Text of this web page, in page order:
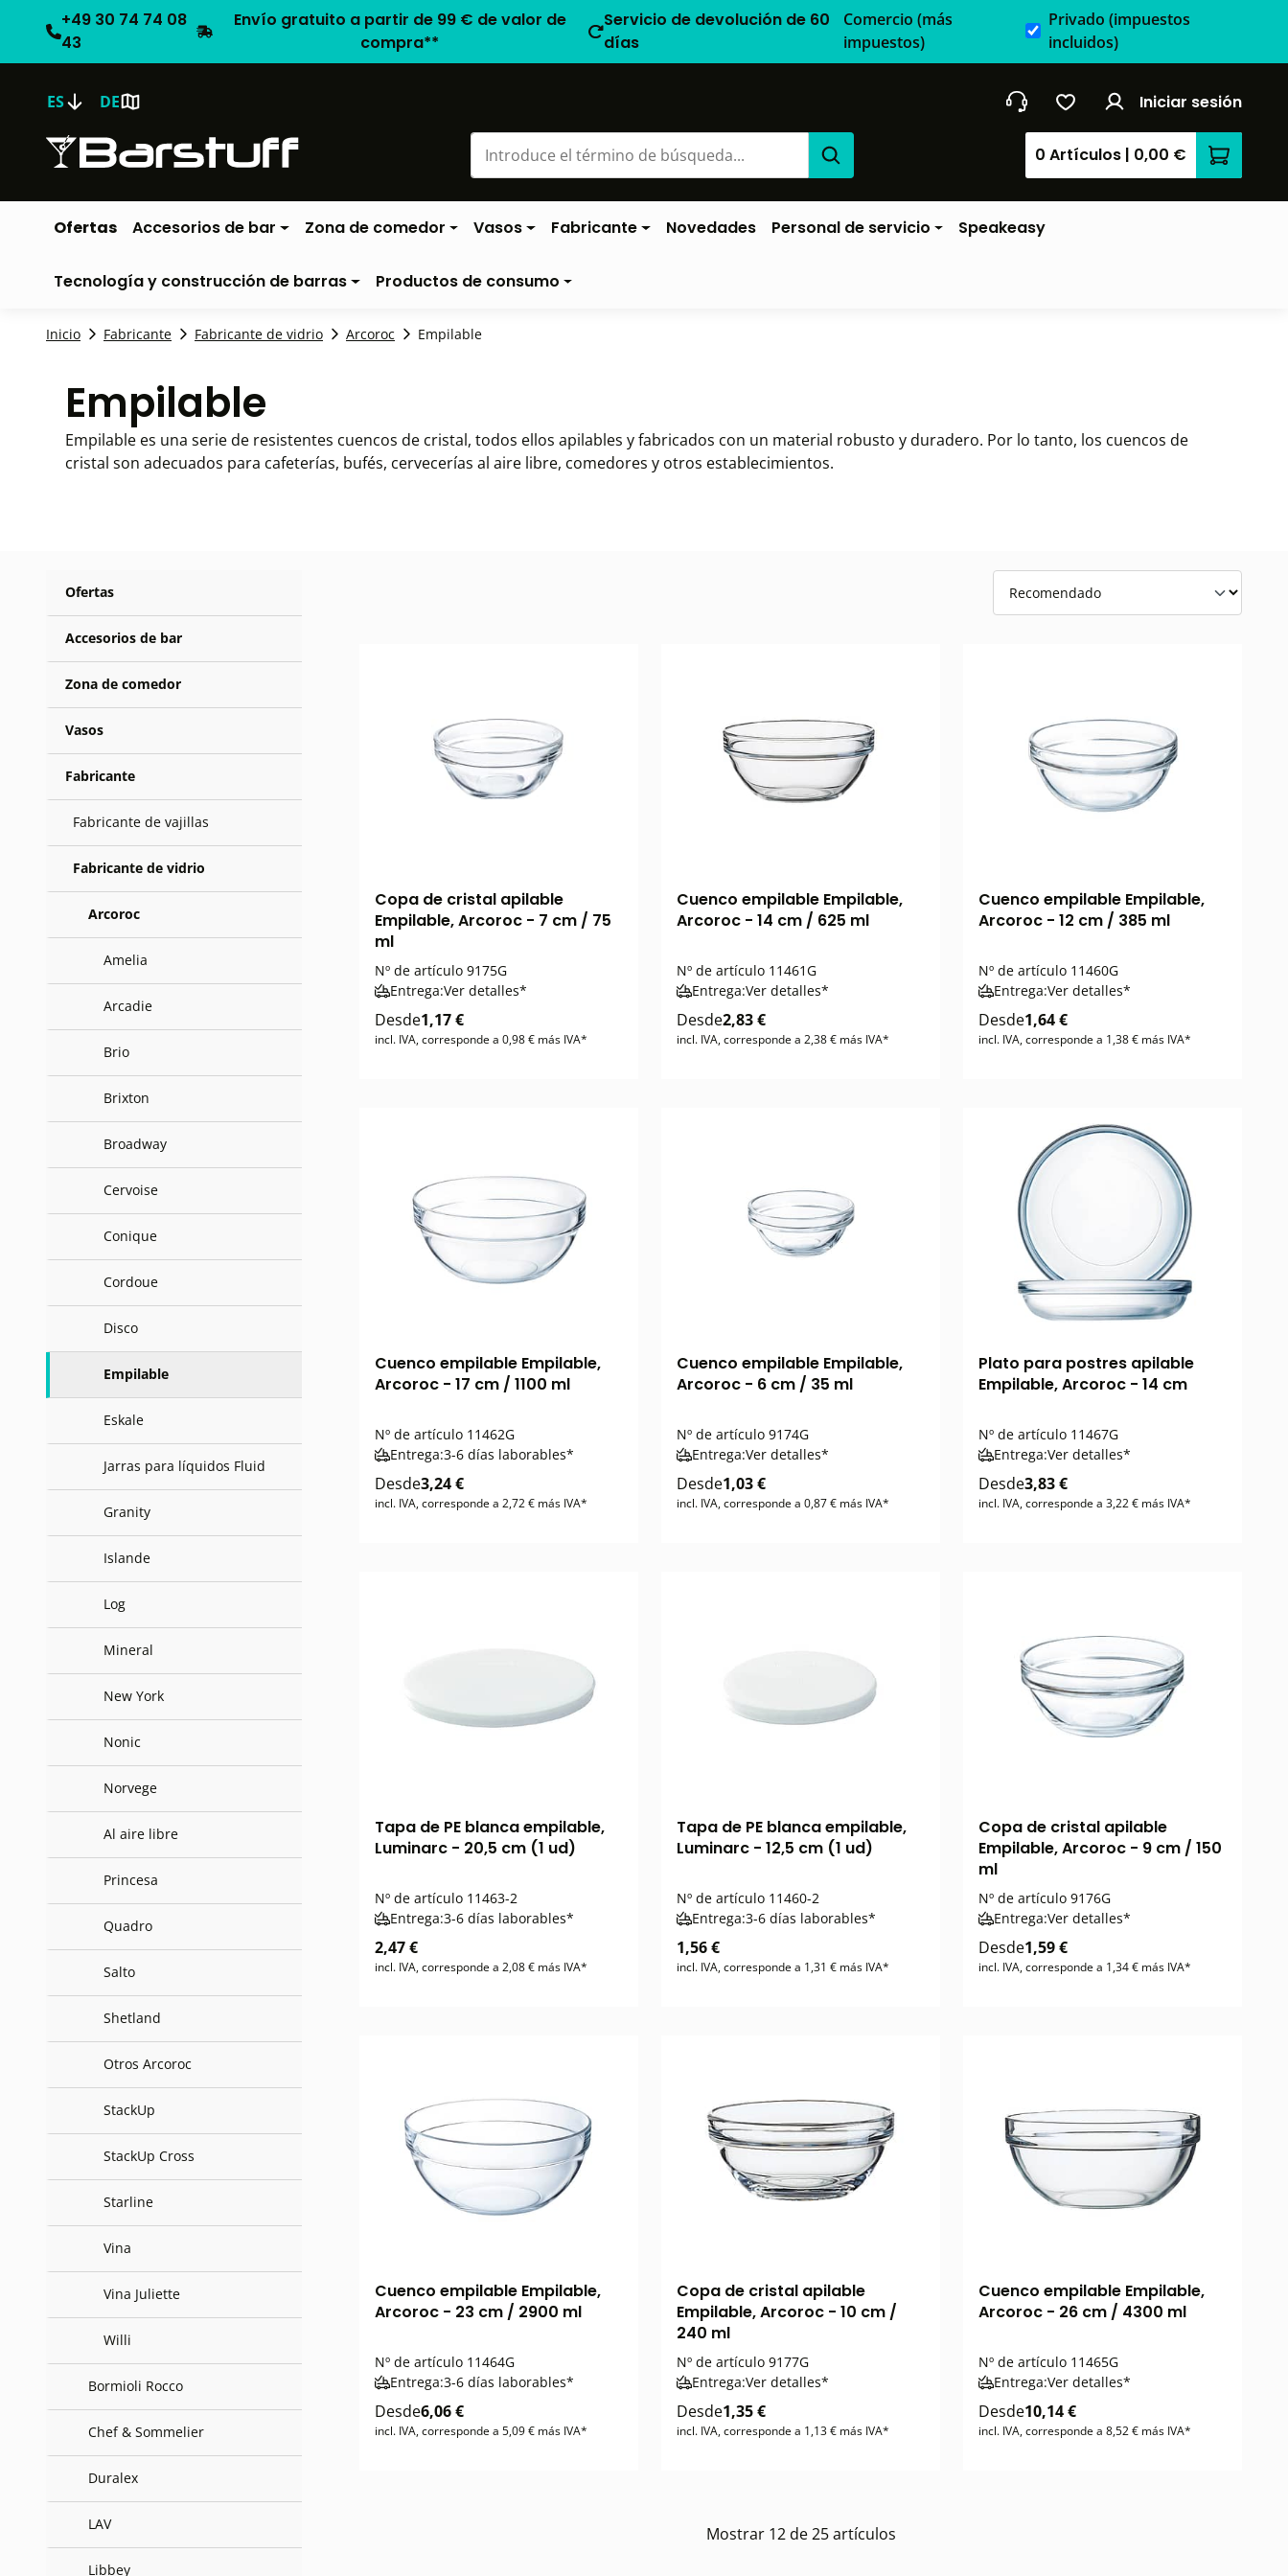
+49 30 74 74 08
43
Envío gratuito a partir de 99 € de valor de
compra**
Servicio de devolución de 60
días
Comercio (más
impuestos)
Privado (impuestos
incluidos)
ES DE Iniciar sesión
0 Artículos | 0,00 € El
Ofertas Accesorios de bar Zona de comedor Vasos Fabricante Novedades Personal de servicio Speakeasy
Tecnología y construcción de barras Productos de consumo
Inicio Fabricante Fabricante de vidrio Arcoroc Empilable
Empilable
Empilable es una serie de resistentes cuencos de cristal, todos ellos apilables y fabricados con un material robusto y duradero. Por lo tanto, los cuencos de
cristal son adecuados para cafeterías, bufés, cervecerías al aire libre, comedores y otros establecimientos.
Ofertas
Accesorios de bar
Zona de comedor
Vasos
Fabricante
Fabricante de vajillas
Fabricante de vidrio
Arcoroc
Amelia
Arcadie
Brio
Brixton
Broadway
Cervoise
Conique
Cordoue
Disco
Empilable
Eskale
Jarras para líquidos Fluid
Granity
Islande
Log
Mineral
New York
Nonic
Norvege
Al aire libre
Princesa
Quadro
Salto
Shetland
Otros Arcoroc
StackUp
StackUp Cross
Starline
Vina
Vina Juliette
Willi
Bormioli Rocco
Chef & Sommelier
Duralex
LAV
Libbey
Copa de cristal apilable
Empilable, Arcoroc - 7 cm / 75
ml
Nº de artículo 9175G
Entrega:Ver detalles*
Desde1,17 €
incl. IVA, corresponde a 0,98 € más IVA*
Cuenco empilable Empilable,
Arcoroc - 14 cm / 625 ml
Nº de artículo11461G
Entrega:Ver detalles*
Desde2,83 €
incl. IVA, corresponde a 2,38 € más IVA*
Cuenco empilable Empilable,
Arcoroc - 12 cm / 385 ml
Nº de artículo11460G
Entrega:Ver detalles*
Desde1,64 €
incl. IVA, corresponde a 1,38 € más IVA*
Cuenco empilable Empilable,
Arcoroc - 17 cm / 1100 ml
Nº de artículo 11462G
Entrega:3-6 días laborables*
Desde3,24 €
incl. IVA, corresponde a 2,72 € más IVA*
Cuenco empilable Empilable,
Arcoroc - 6 cm / 35 ml
Nº de artículo9174G
Entrega:Ver detalles*
Desde1,03 €
incl. IVA, corresponde a 0,87 € más IVA*
Plato para postres apilable
Empilable, Arcoroc - 14 cm
Nº de artículo11467G
Entrega:Ver detalles*
Desde3,83 €
incl. IVA, corresponde a 3,22 € más IVA*
Tapa de PE blanca empilable,
Luminarc - 20,5 cm (1 ud)
Nº de artículo 11463-2
Entrega:3-6 días laborables*
2,47 €
incl. IVA, corresponde a 2,08 € más IVA*
Tapa de PE blanca empilable,
Luminarc - 12,5 cm (1 ud)
Nº de artículo11460-2
Entrega:3-6 días laborables*
1,56 €
incl. IVA, corresponde a 1,31 € más IVA*
Copa de cristal apilable
Empilable, Arcoroc - 9 cm / 150
ml
Nº de artículo9176G
Entrega:Ver detalles*
Desde1,59 €
incl. IVA, corresponde a 1,34 € más IVA*
Cuenco empilable Empilable,
Arcoroc - 23 cm / 2900 ml
Nº de artículo 11464G
Entrega:3-6 días laborables*
Desde6,06 €
incl. IVA, corresponde a 5,09 € más IVA*
Copa de cristal apilable
Empilable, Arcoroc - 10 cm /
240 ml
Nº de artículo9177G
Entrega:Ver detalles*
Desde1,35 €
incl. IVA, corresponde a 1,13 € más IVA*
Cuenco empilable Empilable,
Arcoroc - 26 cm / 4300 ml
Nº de artículo11465G
Entrega:Ver detalles*
Desde10,14 €
incl. IVA, corresponde a 8,52 € más IVA*
Mostrar 12de25artículos